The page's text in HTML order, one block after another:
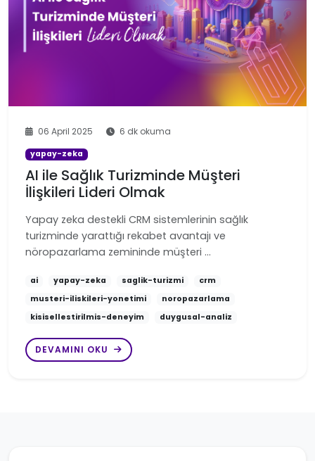
06 April 2025 6 dk okuma
yapay-zeka
AI ile Sağlık Turizminde Müşteri
İlişkileri Lideri Olmak
Yapay zeka destekli CRM sistemlerinin sağlık
turizminde yarattığı rekabet avantajı ve
nöropazarlama zemininde müşteri …
ai yapay-zeka saglik-turizmi
crm
musteri-iliskileri-yonetimi
noropazarlama
kisisellestirilmis-deneyim
duygusal-analiz
DEVAMINI OKU